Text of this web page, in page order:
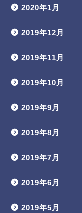
2020年1月
2019年12月
2019年11月
2019年10月
2019年9月
2019年8月
2019年7月
2019年6月
2019年5月